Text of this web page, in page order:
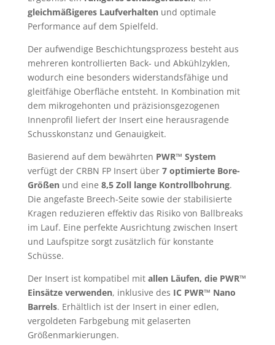
gleichmäßigeres Laufverhaltenund optimale
Performance auf dem Spielfeld.
Der aufwendige Beschichtungsprozess besteht aus
mehreren kontrollierten Back- und Abkühlzyklen,
wodurch eine besonders widerstandsfähige und
gleitfähige Oberfläche entsteht. In Kombination mit
dem mikrogehonten und präzisionsgezogenen
Innenprofil liefert der Insert eine herausragende
Schusskonstanz und Genauigkeit.
Basierend auf dem bewährten PWR™ System
verfügt der CRBN FP Insert über 7 optimierte Bore-
Größenund eine 8,5 Zoll lange Kontrollbohrung.
Die angefaste Breech-Seite sowie der stabilisierte
Kragen reduzieren effektiv das Risiko von Ballbreaks
im Lauf. Eine perfekte Ausrichtung zwischen Insert
und Laufspitze sorgt zusätzlich für konstante
Schüsse.
Der Insert ist kompatibel mit allen Läufen, die PWR™
Einsätze verwenden, inklusive des IC PWR™ Nano
Barrels. Erhältlich ist der Insert in einer edlen,
vergoldeten Farbgebung mit gelaserten
Größenmarkierungen.